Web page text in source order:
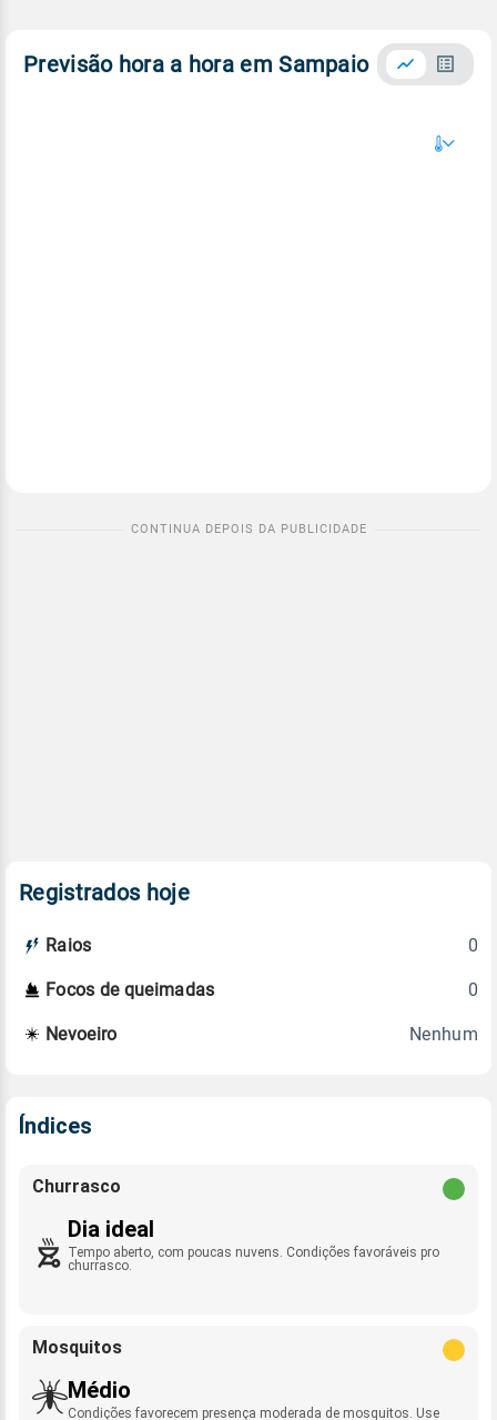
Previsão hora a hora em Sampaio
Registrados hoje
Raios 0
Focos de queimadas 0
Nevoeiro Nenhum
Índices
Churrasco
Dia ideal
Tempo aberto, com poucas nuvens. Condições favoráveis pro
churrasco.
Mosquitos
Médio
Condições favorecem presença moderada de mosquitos. Use